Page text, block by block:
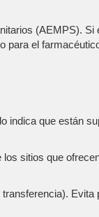
(AEMPS). Si
para el
indica que están
sitios que
Evita